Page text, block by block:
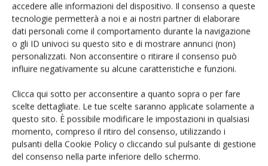
accedere alle informazioni del dispositivo. Il consenso a queste
tecnologie permetterà a noi e ai nostri partner di elaborare
dati personali come il comportamento durante la navigazione
o gli ID univoci su questo sito e di mostrare annunci (non)
personalizzati. Non acconsentire o ritirare il consenso può
influire negativamente su alcune caratteristiche e funzioni.
Clicca qui sotto per acconsentire a quanto sopra o per fare
scelte dettagliate. Le tue scelte saranno applicate solamente a
questo sito. È possibile modificare le impostazioni in qualsiasi
momento, compreso il ritiro del consenso, utilizzando i
pulsanti della Cookie Policy o cliccando sul pulsante di gestione
del consenso nella parte inferiore dello schermo.
Flower Burger, 7 nuove aperture: e sbarca
in Francia
Daniele Colombo 23 Maggio 2019